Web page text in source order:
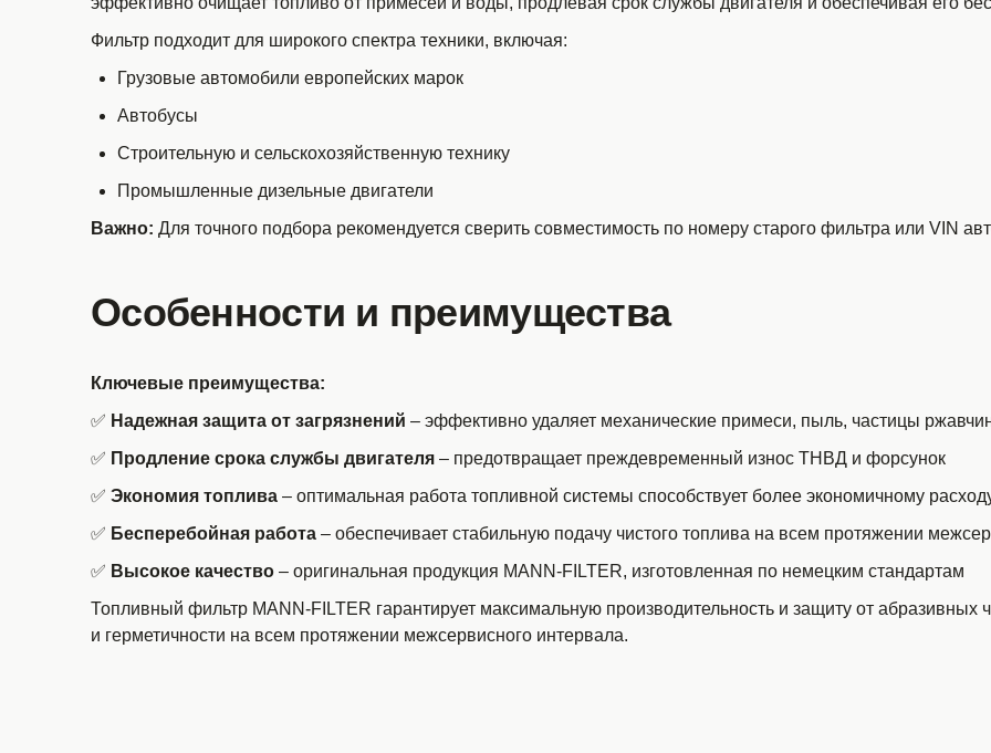
Фильтр подходит для широкого спектра техники, включая:
Грузовые автомобили европейских марок
Автобусы
Строительную и сельскохозяйственную технику
Промышленные дизельные двигатели
Важно: Для точного подбора рекомендуется сверить совместимость по номеру старого фильтра или VIN
Особенности и преимущества
Ключевые преимущества:
✅ Надежная защита от загрязнений – эффективно удаляет механические примеси, пыль, частицы
✅ Продление срока службы двигателя – предотвращает преждевременный износ ТНВД и форсунок
✅ Экономия топлива – оптимальная работа топливной системы способствует более экономичному
✅ Бесперебойная работа – обеспечивает стабильную подачу чистого топлива на всем протяжении
✅ Высокое качество – оригинальная продукция MANN-FILTER, изготовленная по немецким стандартам
Топливный фильтр MANN-FILTER гарантирует максимальную производительность и защиту от абразивных
и герметичности на всем протяжении межсервисного интервала.